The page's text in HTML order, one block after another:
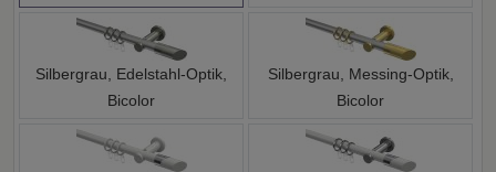
Silbergrau, Edelstahl-Optik,
Bicolor
Silbergrau, Messing-Optik,
Bicolor